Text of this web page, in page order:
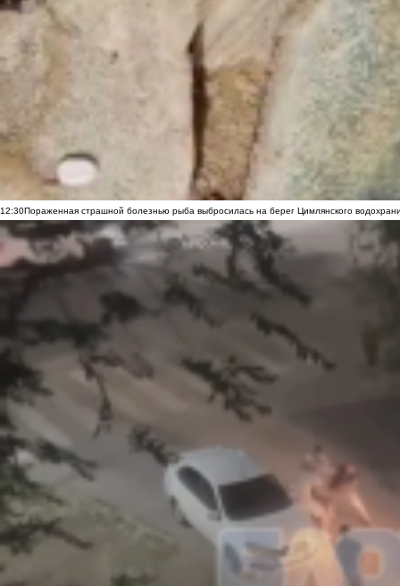
12:30Пораженная страшной болезнью рыба выбросилась на берег Цимлянского